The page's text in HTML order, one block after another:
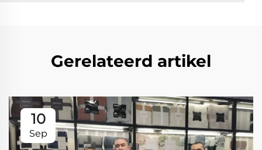
Gerelateerd artikel
10
Sep